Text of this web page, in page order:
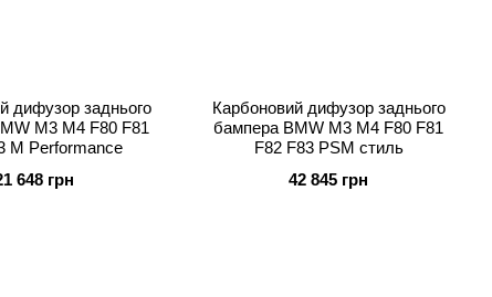
дифузор заднього
M3 M4 F80 F81
M Performance
648 грн
Карбоновий дифузор заднього
бампера BMW M3 M4 F80 F81
F82 F83 PSM стиль
42 845 грн